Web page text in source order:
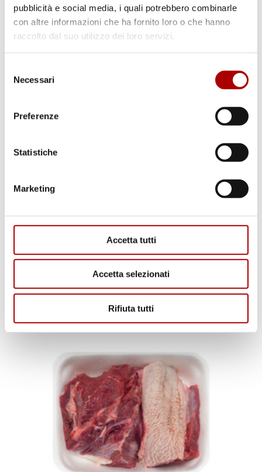
pubblicità e social media, i quali potrebbero combinarle
con altre informazioni che ha fornito loro o che hanno
raccolto dal suo utilizzo dei loro servizi.
delNecessari
Preferenze
Statistiche
Marketing
Accetta tutti
Accetta selezionati
Rifiuta tutti
Scheda prodotto
SPEZZATINO B.A.